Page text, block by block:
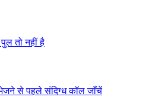
तो नहीं है
से पहले संदिग्ध कॉल जाँचें